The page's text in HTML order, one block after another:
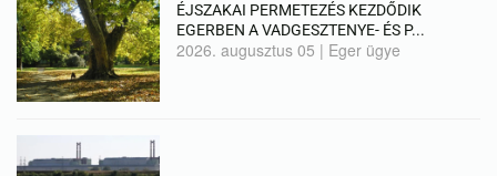
ÉJSZAKAI PERMETEZÉS KEZDŐDIK
EGERBEN A VADGESZTENYE- ÉS P...
2026. augusztus 05 | Eger ügye